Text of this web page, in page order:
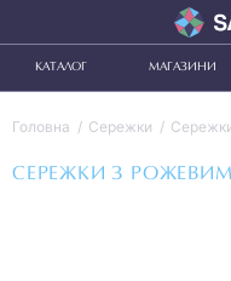
КАТАЛОГ МАГАЗИНИ
Головна Сережки
СЕРЕЖКИ З